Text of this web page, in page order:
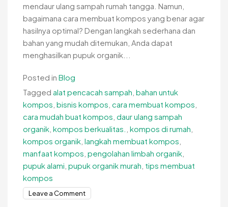
mendaur ulang sampah rumah tangga. Namun,
bagaimana cara membuat kompos yang benar agar
hasilnya optimal? Dengan langkah sederhana dan
bahan yang mudah ditemukan, Anda dapat
menghasilkan pupuk organik...
Posted in Blog
Tagged alat pencacah sampah bahan untuk
kompos bisnis kompos cara membuat kompos
cara mudah buat kompos daur ulang sampah
organik kompos berkualitas. kompos di rumah
kompos organik langkah membuat kompos
manfaat kompos pengolahan limbah organik
pupuk alami pupuk organik murah tips membuat
kompos
Leave a Commenton